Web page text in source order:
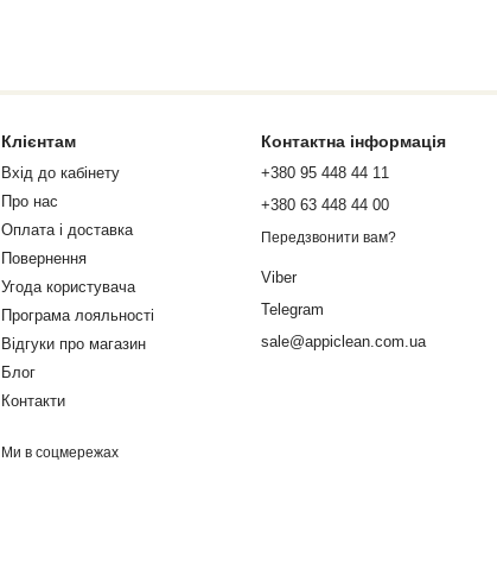
Клієнтам
Вхід до кабінету
Про нас
Оплата і доставка
Повернення
Угода користувача
Програма лояльності
Відгуки про магазин
Блог
Контакти
Ми в соцмережах
Контактна інформація
+380 95 448 44 11
+380 63 448 44 00
Передзвонити вам?
Viber
Telegram
sale@appiclean.com.ua